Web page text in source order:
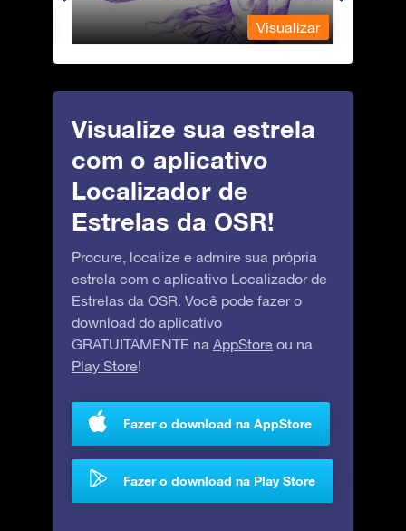
Visualizar
Visualize sua estrela
com o aplicativo
Localizador de
Estrelas da OSR!
Procure, localize e admire sua própria
estrela com o aplicativo Localizador de
Estrelas da OSR. Você pode fazer o
download do aplicativo
GRATUITAMENTE na AppStore ou na
Play Store!
Fazer o download na AppStore
Fazer o download na Play Store